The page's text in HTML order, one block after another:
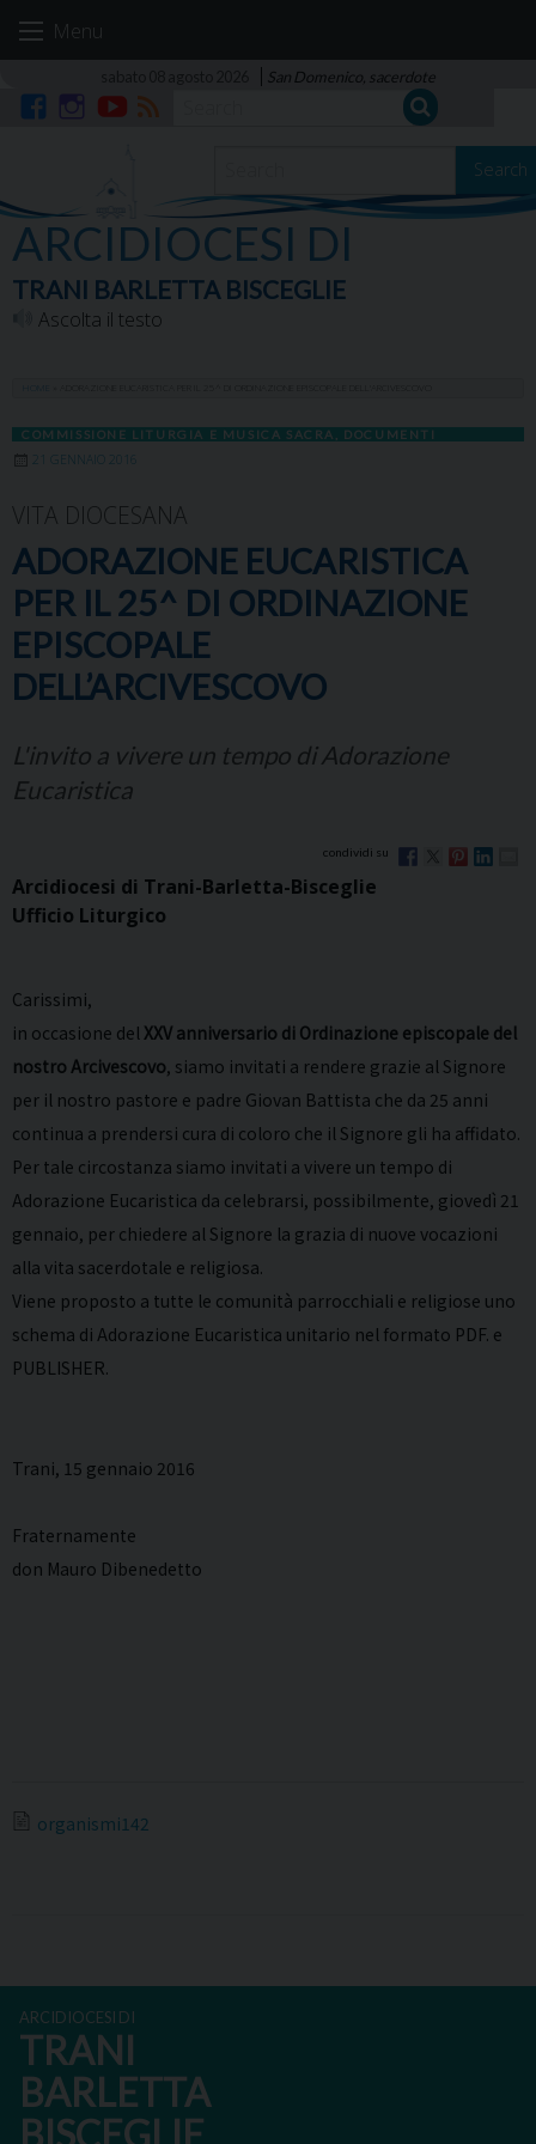
Menu
San Domenico, sacerdote
Search
ARCIDIOCESI DI
TRANI BARLETTA BISCEGLIE
Ascolta il testo
COMMISSIONE LITURGIA E MUSICA SACRA DOCUMENTI
21 GENNAIO 2016
VITA DIOCESANA
ADORAZIONE EUCARISTICA
PER IL 25^ DI ORDINAZIONE
EPISCOPALE
DELL’ARCIVESCOVO
L'invito a vivere un tempo di Adorazione
Eucaristica
Arcidiocesi di Trani-Barletta-Bisceglie
Ufficio Liturgico
Carissimi,
in occasione delXXV anniversario di Ordinazione episcopale del
nostro Arcivescovo, siamo invitati a rendere grazie al Signore
per il nostro pastore e padre Giovan Battista che da 25 anni
continua a prendersi cura di coloro che il Signore gli ha affidato.
Per tale circostanza siamo invitati a vivere un tempo di
Adorazione Eucaristica da celebrarsi, possibilmente, giovedì 21
gennaio, per chiedere al Signore la grazia di nuove vocazioni
alla vita sacerdotale e religiosa.
Viene proposto a tutte le comunità parrocchiali e religiose uno
schema di Adorazione Eucaristica unitario nel formato PDF. e
PUBLISHER.
Trani, 15 gennaio 2016
Fraternamente
don Mauro Dibenedetto
organismi142
ARCIDIOCESI DI
TRANI
BARLETTA
BISCEGLIE